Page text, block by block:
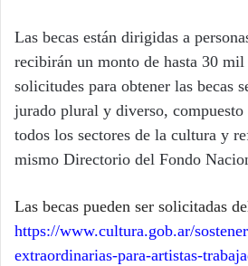
Las becas están dirigidas a
recibirán un monto de hasta 30 mil
solicitudes para obtener las becas
jurado plural y diverso, compuesto
todos los sectores de la cultura y
mismo Directorio del Fondo
Las becas pueden ser solicitadas
https://www.cultura.gob.ar/
extraordinarias-para-artistas-